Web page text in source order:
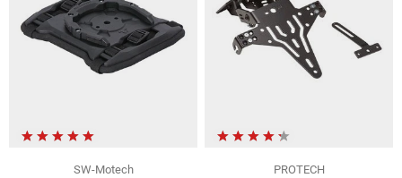
SW-Motech
PROTECH